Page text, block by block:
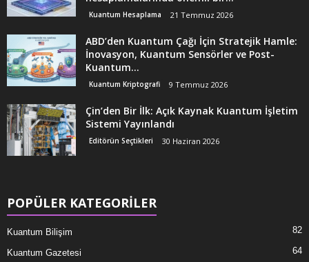
Kuantum Hesaplama 21 Temmuz 2026
ABD’den Kuantum Çağı İçin Stratejik Hamle:
İnovasyon, Kuantum Sensörler ve Post-
Kuantum...
Kuantum Kriptografi 9 Temmuz 2026
Çin’den Bir İlk: Açık Kaynak Kuantum İşletim
Sistemi Yayınlandı
Editörün Seçtikleri 30 Haziran 2026
POPÜLER KATEGORİLER
Kuantum Bilişim 82
Kuantum Gazetesi 64